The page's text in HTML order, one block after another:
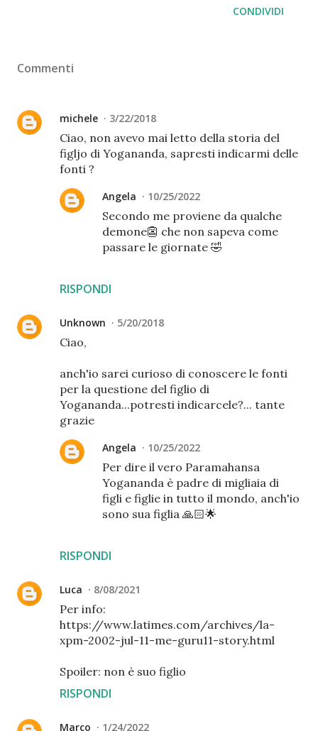
CONDIVIDI
Commenti
michele 3/22/2018
Ciao, non avevo mai letto della storia del
figljo di Yogananda, sapresti indicarmi delle
fonti ?
RISPONDI
Angela 10/25/2022
Secondo me proviene da qualche
demone👺 che non sapeva come
passare le giornate 🤣
Unknown 5/20/2018
Ciao,
anch'io sarei curioso di conoscere le fonti
per la questione del figlio di
Yogananda...potresti indicarcele?... tante
grazie
RISPONDI
Angela 10/25/2022
Per dire il vero Paramahansa
Yogananda è padre di migliaia di
figli e figlie in tutto il mondo, anch'io
sono sua figlia 🙏🏻🌟
Luca 8/08/2021
Per info:
https://www.latimes.com/archives/la-
xpm-2002-jul-11-me-guru11-story.html
Spoiler: non è suo figlio
RISPONDI
Marco 1/24/2022